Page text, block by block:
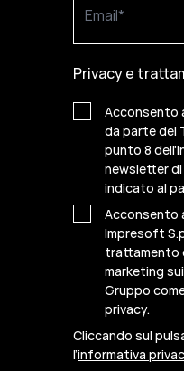
Privacy e
Acconsento
da parte del
punto 8
newsletter
indicato al
Acconsento
Impresoft
trattamento
marketing
Gruppo
privacy.
Cliccando sul
l’informativa